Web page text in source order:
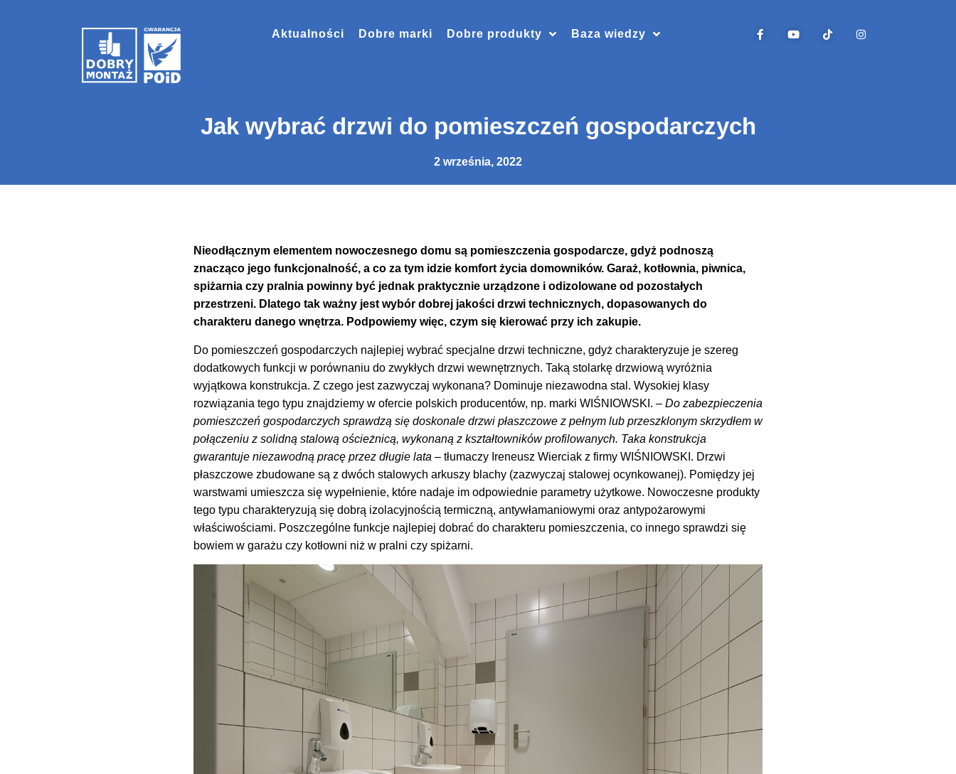
Aktualności Dobre marki Dobre produkty Baza wiedzy
Jak wybrać drzwi do pomieszczeń gospodarczych
2 września, 2022
Nieodłącznym elementem nowoczesnego domu są pomieszczenia gospodarcze, gdyż podnoszą
znacząco jego funkcjonalność, a co za tym idzie komfort życia domowników. Garaż, kotłownia, piwnica,
spiżarnia czy pralnia powinny być jednak praktycznie urządzone i odizolowane od pozostałych
przestrzeni. Dlatego tak ważny jest wybór dobrej jakości drzwi technicznych, dopasowanych do
charakteru danego wnętrza. Podpowiemy więc, czym się kierować przy ich zakupie.
Do pomieszczeń gospodarczych najlepiej wybrać specjalne drzwi techniczne, gdyż charakteryzuje je szereg
dodatkowych funkcji w porównaniu do zwykłych drzwi wewnętrznych. Taką stolarkę drzwiową wyróżnia
wyjątkowa konstrukcja. Z czego jest zazwyczaj wykonana? Dominuje niezawodna stal. Wysokiej klasy
rozwiązania tego typu znajdziemy w ofercie polskich producentów, np. marki WIŚNIOWSKI. – Do zabezpieczenia
pomieszczeń gospodarczych sprawdzą się doskonale drzwi płaszczowe z pełnym lub przeszklonym skrzydłem w
połączeniu z solidną stalową ościeżnicą, wykonaną z kształtowników profilowanych. Taka konstrukcja
gwarantuje niezawodną pracę przez długie lata – tłumaczy Ireneusz Wierciak z firmy WIŚNIOWSKI. Drzwi
płaszczowe zbudowane są z dwóch stalowych arkuszy blachy (zazwyczaj stalowej ocynkowanej). Pomiędzy jej
warstwami umieszcza się wypełnienie, które nadaje im odpowiednie parametry użytkowe. Nowoczesne produkty
tego typu charakteryzują się dobrą izolacyjnością termiczną, antywłamaniowymi oraz antypożarowymi
właściwościami. Poszczególne funkcje najlepiej dobrać do charakteru pomieszczenia, co innego sprawdzi się
bowiem w garażu czy kotłowni niż w pralni czy spiżarni.